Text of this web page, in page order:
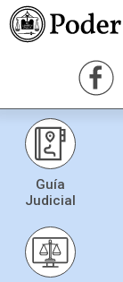
Guía
Judicial